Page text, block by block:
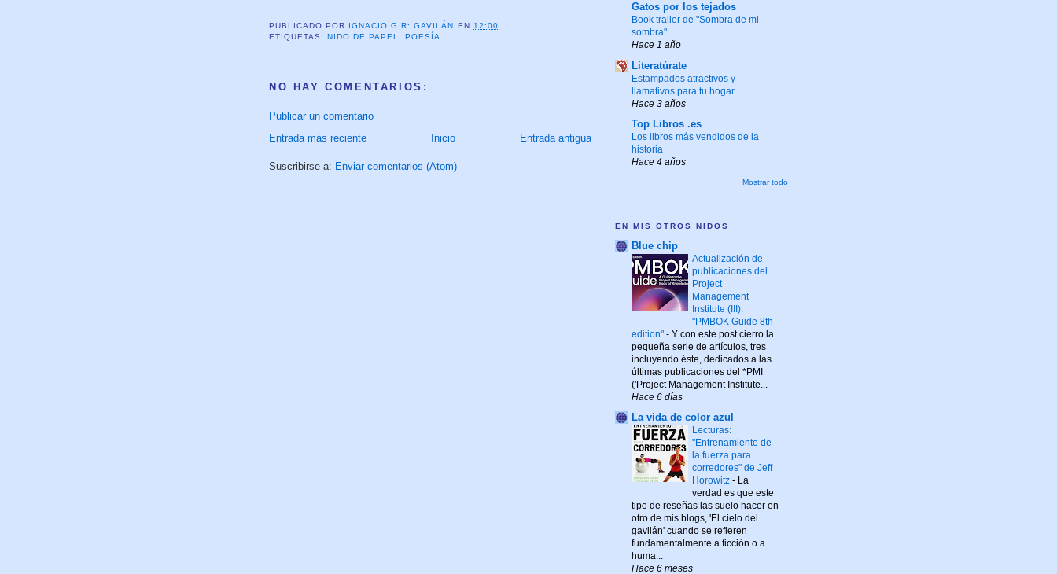
PUBLICADO POR IGNACIO G.R: GAVILÁN EN 12:00
ETIQUETAS: NIDO DE PAPEL, POESÍA
NO HAY COMENTARIOS:
Publicar un comentario
Entrada más reciente
Entrada antigua
Inicio
Suscribirse a: Enviar comentarios (Atom)
Gatos por los tejados
Book trailer de "Sombra de mi
sombra"
Hace 1 año
Literatúrate
Estampados atractivos y
llamativos para tu hogar
Hace 3 años
Top Libros .es
Los libros más vendidos de la
historia
Hace 4 años
Mostrar todo
EN MIS OTROS NIDOS
Blue chip
Actualización de
publicaciones del
Project
Management
Institute (III):
"PMBOK Guide 8th
edition" - Y con este post cierro la
pequeña serie de artículos, tres
incluyendo éste, dedicados a las
últimas publicaciones del *PMI
('Project Management Institute...
Hace 6 días
La vida de color azul
Lecturas:
"Entrenamiento de
la fuerza para
corredores" de Jeff
Horowitz - La
verdad es que este
tipo de reseñas las suelo hacer en
otro de mis blogs, 'El cielo del
gavilán' cuando se refieren
fundamentalmente a ficción o a
huma...
Hace 6 meses